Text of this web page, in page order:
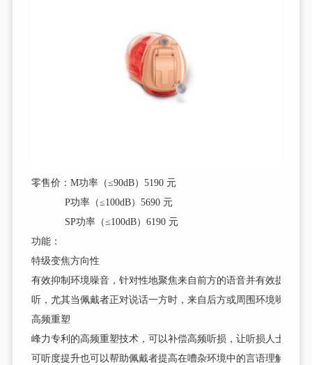
零售价：M功率（≤90dB）5190 元
P功率（≤100dB）5690 元
SP功率（≤100dB）6190 元
功能：
特级变焦方向性
有效抑制环境噪音，针对性地聚焦来自前方的语音并有效提高
听，尤其当佩戴者正对说话一方时，来自后方或周围环境噪音将
高频重塑
峰力专利的高频重塑技术，可以补偿高频听损，让听损人士可
可听度提升也可以帮助佩戴者提高在嘈杂环境中的言语理解力，